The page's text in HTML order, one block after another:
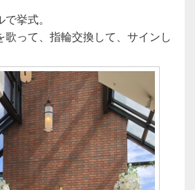
挙式。
歌って、指輪交換して、サインし